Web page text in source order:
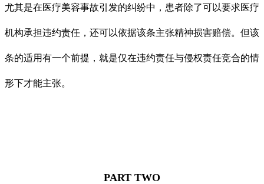
尤其是在医疗美容事故引发的纠纷中，患者除了可以要求医疗
机构承担违约责任，还可以依据该条主张精神损害赔偿。但该
条的适用有一个前提，就是仅在违约责任与侵权责任竞合的情
形下才能主张。
PART TWO